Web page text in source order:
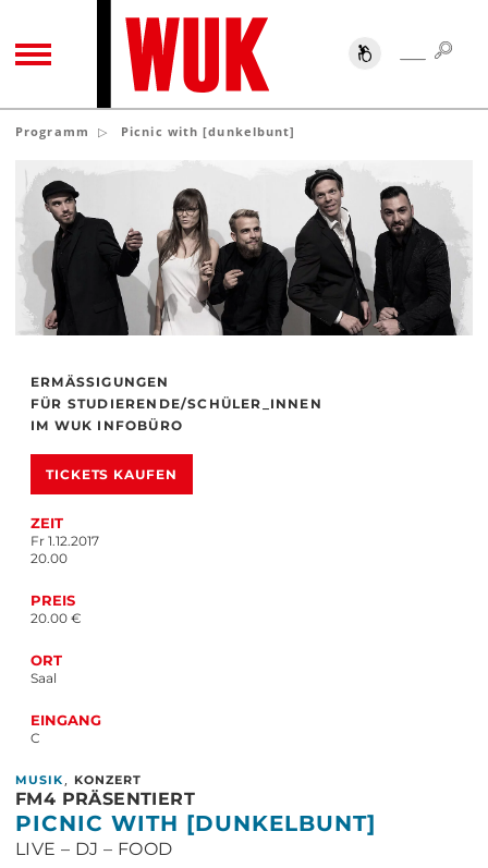
TOGGLE NAVIGATION SUCHE
Programm Picnic with [dunkelbunt]
ERMÄSSIGUNGEN
FÜR STUDIERENDE/SCHÜLER_INNEN
IM WUK INFOBÜRO
TICKETS KAUFEN
ZEIT
Fr 1.12.2017
20.00
PREIS
20.00 €
ORT
Saal
EINGANG
C
MUSIK , KONZERT
FM4 PRÄSENTIERT
PICNIC WITH [DUNKELBUNT]
LIVE – DJ – FOOD